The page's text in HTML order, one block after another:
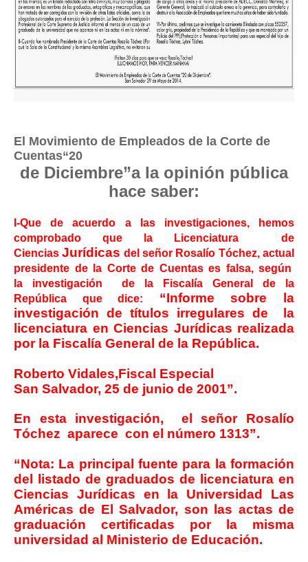
El Movimiento de Empleados de la Corte de
Cuentas“20
de Diciembre”a la opinión pública
hace saber:
I-Que de acuerdo a las investigaciones, hemos
comprobado que la Licenciatura de
CienciasJurídicas del señor Rosalío Tóchez, actual
presidente de la Corte de Cuentas es falsa, según
la investigación de la Fiscalía General de la
República que dice:
“Informe sobre la
investigación de títulos irregulares de la
licenciatura en Ciencias Jurídicas realizada
por la Fiscalía General de la República.
Roberto Vidales,Fiscal Especial
San Salvador, 25 de junio de 2001”.
En esta investigación, el señor Rosalío
Tóchez aparece con el número 1313”.
“Nota: La principal fuente para la formación
del listado de graduados de licenciatura en
Ciencias Jurídicas en la Universidad Las
Américas de El Salvador, son las actas de
graduación certificadas por la misma
universidad al Ministerio de Educación.